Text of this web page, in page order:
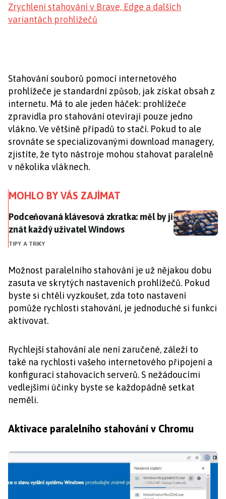
Zrychlení stahování v Brave, Edge a dalších
variantách prohlížečů
Stahování souborů pomocí internetového
prohlížeče je standardní způsob, jak získat obsah z
internetu. Má to ale jeden háček: prohlížeče
zpravidla pro stahování otevírají pouze jedno
vlákno. Ve většině případů to stačí. Pokud to ale
srovnáte se specializovanými download managery,
zjistíte, že tyto nástroje mohou stahovat paralelně
v několika vláknech.
MOHLO BY VÁS ZAJÍMAT
Podceňovaná klávesová zkratka: měl by ji znát
Podceňovaná klávesová zkratka: měl by ji
znát každý uživatel Windows
TIPY A TRIKY
Možnost paralelního stahování je už nějakou dobu
zasuta ve skrytých nastaveních prohlížečů. Pokud
byste si chtěli vyzkoušet, zda toto nastavení
pomůže rychlosti stahování, je jednoduché si funkci
aktivovat.
Rychlejší stahování ale není zaručené, záleží to
také na rychlosti vašeho internetového připojení a
konfigurací stahovacích serverů. S nežádoucími
vedlejšími účinky byste se každopádně setkat
neměli.
Aktivace paralelního stahování v Chromu